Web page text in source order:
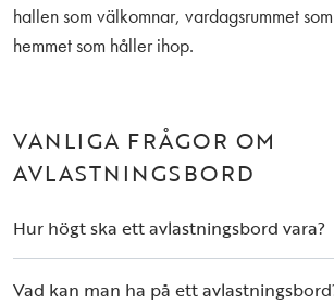
hallen som välkomnar, vardagsrummet
hemmet som håller ihop.
VANLIGA FRÅGOR OM
AVLASTNINGSBORD
Hur högt ska ett avlastningsbord vara?
Vad kan man ha på ett